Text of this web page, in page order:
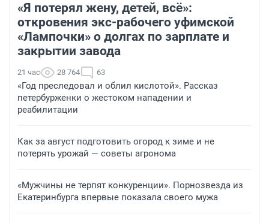
«Я потерял жену, детей, всё»:
откровения экс-рабочего уфимской
«Лампочки» о долгах по зарплате и
закрытии завода
21 час 28 764 63
«Год преследовал и облил кислотой». Рассказ
петербурженки о жестоком нападении и
реабилитации
Как за август подготовить огород к зиме и не
потерять урожай — советы агронома
«Мужчины не терпят конкуренции». Порнозвезда из
Екатеринбурга впервые показала своего мужа